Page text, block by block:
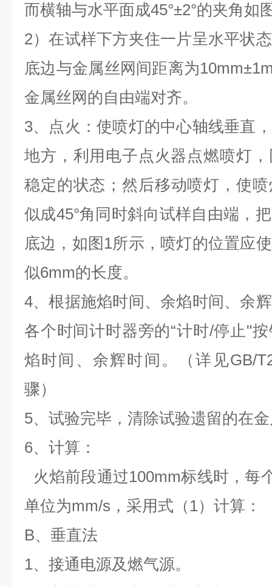
而横轴与水平面成45°±2°的夹角如
2）在试样下方夹住一片呈水平状
底边与金属丝网间距离为
金属丝网的自由端对齐。
3、点火：使喷灯的中心轴线垂直
地方，利用电子点火器点燃喷灯
稳定的状态；然后移动喷灯，使
似成45°角同时斜向试样自由端，
底边，如图1所示，喷灯的位置应
似6mm的长度。
4、根据施焰时间、余焰时间、余
各个时间计时器旁的“计时/停止"
焰时间、余辉时间。（详见GB/
骤）
5、试验完毕，清除试验遗留的在
6、计算：
火焰前段通过100mm标线时，每
单位为mm/s，采用式（1）计算：
B、垂直法
1、接通电源及燃气源。